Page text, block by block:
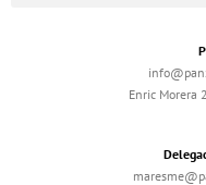
Enric Morera